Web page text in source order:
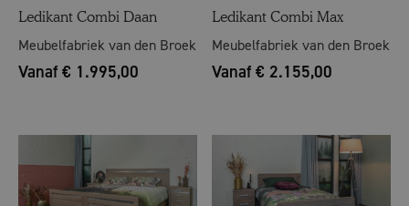
Ledikant Combi Daan
Meubelfabriek van den Broek
Vanaf € 1.995,00
Ledikant Combi Max
Meubelfabriek van den Broek
Vanaf € 2.155,00